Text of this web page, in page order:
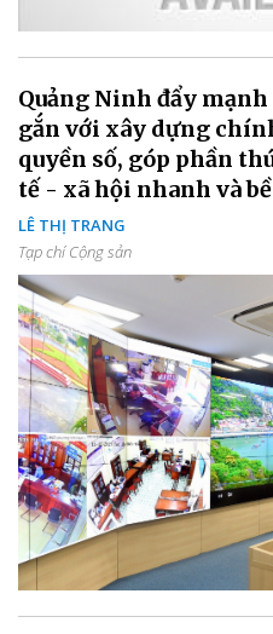
Quảng Ninh đẩy
gắn với xây dựng
quyền số, góp phần
tế - xã hội nhanh và
LÊ THỊ TRANG
Tạp chí Cộng sản